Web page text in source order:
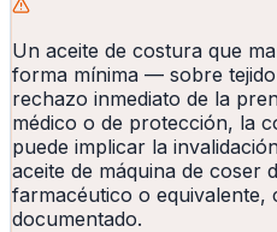
Un aceite de costura que
forma mínima — sobre
rechazo inmediato de la
médico o de protección, la
puede implicar la
aceite de máquina de coser
farmacéutico o equivalente,
documentado.